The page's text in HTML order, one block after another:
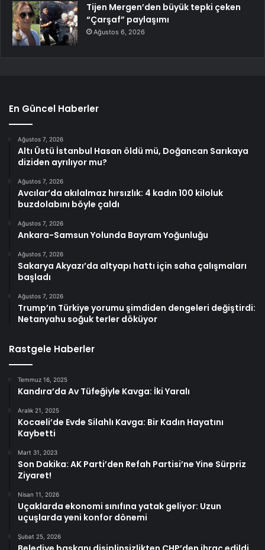
Tijen Mergen’den büyük tepki çeken
“Çarşaf” paylaşımı
Ağustos 6, 2026
En Güncel Haberler
Ağustos 7, 2026
Altı Üstü İstanbul Hasan öldü mü, Doğancan Sarıkaya
diziden ayrılıyor mu?
Ağustos 7, 2026
Avcılar’da akılalmaz hırsızlık: 4 kadın 100 kiloluk
buzdolabını böyle çaldı
Ağustos 7, 2026
Ankara-Samsun Yolunda Bayram Yoğunluğu
Ağustos 7, 2026
Sakarya Akyazı’da altyapı hattı için saha çalışmaları
başladı
Ağustos 7, 2026
Trump’ın Türkiye yorumu şimdiden dengeleri değiştirdi:
Netanyahu soğuk terler döküyor
Rastgele Haberler
Temmuz 16, 2025
Kandıra’da Av Tüfeğiyle Kavga: İki Yaralı
Aralık 21, 2025
Kocaeli’de Evde Silahlı Kavga: Bir Kadın Hayatını
Kaybetti
Mart 31, 2023
Son Dakika: AK Parti’den Refah Partisi’ne Yine Sürpriz
Ziyaret!
Nisan 11, 2026
Uçaklarda ekonomi sınıfına yatak geliyor: Uzun
uçuşlarda yeni konfor dönemi
Şubat 25, 2026